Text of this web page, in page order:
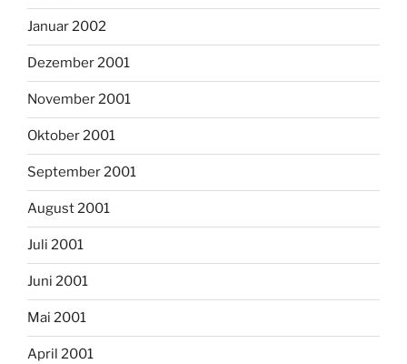
Januar 2002
Dezember 2001
November 2001
Oktober 2001
September 2001
August 2001
Juli 2001
Juni 2001
Mai 2001
April 2001